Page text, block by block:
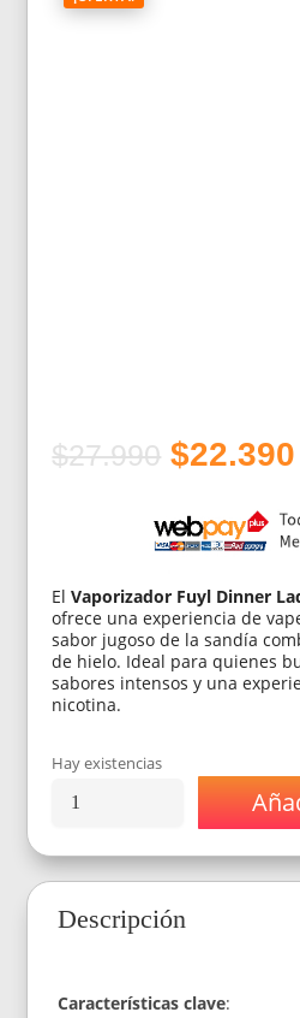
$27.990 El
precio
era:
$22.390
ElVaporizador Fuyl Dinner
ofrece una experiencia de
sabor jugoso de la sandía
de hielo. Ideal para quienes
sabores intensos y una
nicotina.
Hay existencias
Vaporizador
Dinner
Lady
Ice
Puff
Descripción
Características clave: